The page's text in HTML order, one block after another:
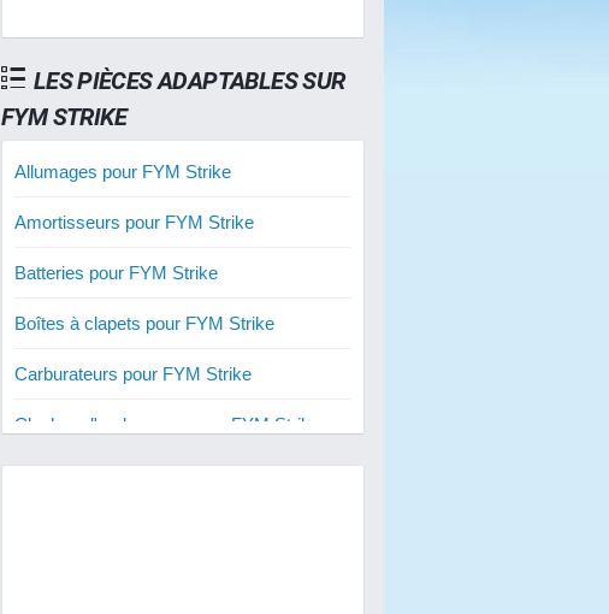
LES PIÈCES ADAPTABLES SUR
FYM STRIKE
Allumages pour FYM Strike
Amortisseurs pour FYM Strike
Batteries pour FYM Strike
Boîtes à clapets pour FYM Strike
Carburateurs pour FYM Strike
Cloches d'embrayage pour FYM Strike